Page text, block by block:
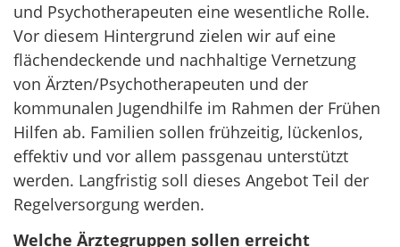
und Psychotherapeuten eine wesentliche Rolle.
Vor diesem Hintergrund zielen wir auf eine
flächendeckende und nachhaltige Vernetzung
von Ärzten/Psychotherapeuten und der
kommunalen Jugendhilfe im Rahmen der Frühen
Hilfen ab. Familien sollen frühzeitig, lückenlos,
effektiv und vor allem passgenau unterstützt
werden. Langfristig soll dieses Angebot Teil der
Regelversorgung werden.
Welche Ärztegruppen sollen erreicht